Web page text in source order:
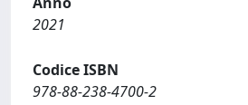
2021
Codice ISBN
978-88-238-4700-2